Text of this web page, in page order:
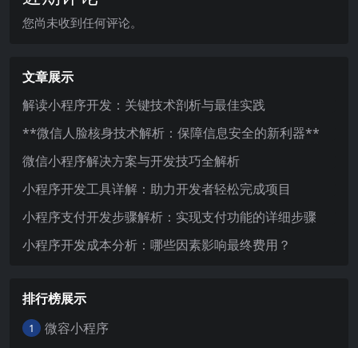
您尚未收到任何评论。
文章展示
解读小程序开发：关键技术剖析与最佳实践
**微信人脸核身技术解析：保障信息安全的新利器**
微信小程序解决方案与开发技巧全解析
小程序开发工具详解：助力开发者轻松完成项目
小程序支付开发步骤解析：实现支付功能的详细步骤
小程序开发成本分析：哪些因素影响最终费用？
排行榜展示
1 微容小程序